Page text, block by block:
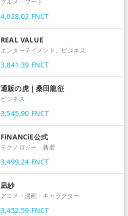
グルメ・フード
4,028.02 FNCT
REAL VALUE
エンターテイメント、ビジネス
3,841.39 FNCT
通販の虎｜桑田龍征
ビジネス
3,545.90 FNCT
FiNANCiE公式
テクノロジー、新着
3,499.24 FNCT
凪紗
アニメ・漫画・キャラクター
3,452.59 FNCT